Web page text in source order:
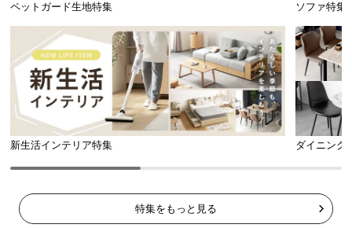
ペットガード生地特集 ソファ特集
新生活インテリア特集 ダイニング
特集をもっと見る